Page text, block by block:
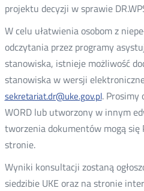
projektu decyzji w sprawie
W celu ułatwienia osobom z
odczytania przez programy
stanowiska, istnieje możliwość
stanowiska w wersji
sekretariat.dr@uke.gov.pl. Prosimy
WORD lub utworzony w innym
tworzenia dokumentów mogą się
stronie.
Wyniki konsultacji zostaną
siedzibie UKE oraz na stronie